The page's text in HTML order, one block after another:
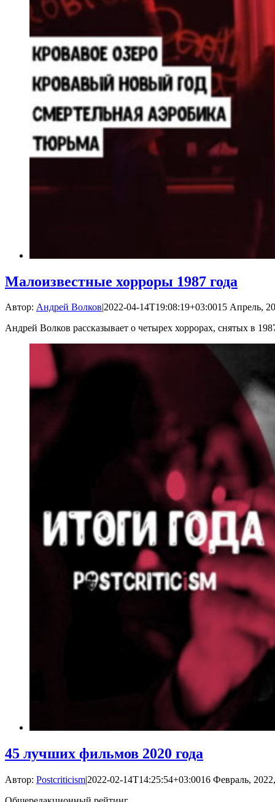
Малоизвестные хорроры 1987 года
Автор: Андрей Волков|2022-04-14T19:08:19+03:0015 Апрель,
Андрей Волков рассказывает о четырех хоррорах, снятых в
45 лучших фильмов 2020 года
Автор: Postcriticism|2022-02-14T14:25:54+03:0016 Февраль,